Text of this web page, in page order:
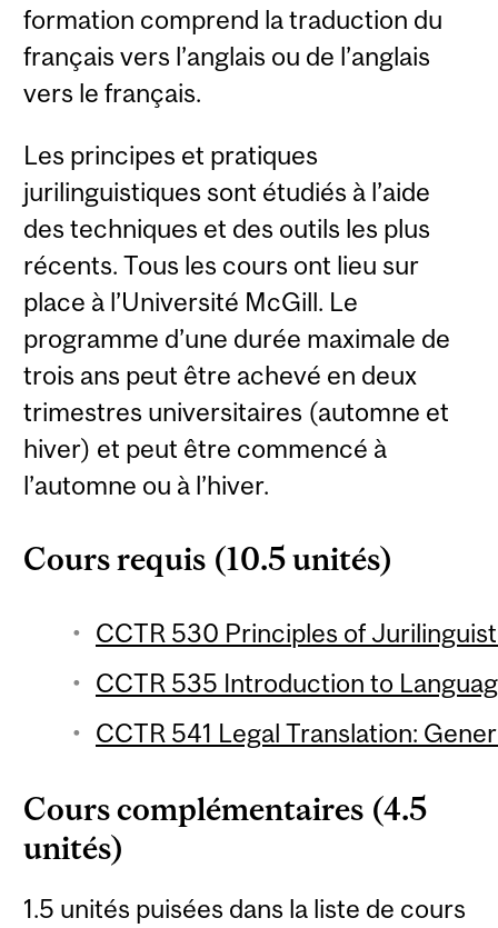
formation comprend la traduction du
français vers l’anglais ou de l’anglais
vers le français.
Les principes et pratiques
jurilinguistiques sont étudiés à l’aide
des techniques et des outils les plus
récents. Tous les cours ont lieu sur
place à l’Université McGill. Le
programme d’une durée maximale de
trois ans peut être achevé en deux
trimestres universitaires (automne et
hiver) et peut être commencé à
l’automne ou à l’hiver.
Cours requis (10.5 unités)
CCTR 530 Principles of
CCTR 535 Introduction to
CCTR 541 Legal Translation:
Cours complémentaires (4.5
unités)
1.5 unités puisées dans la liste de cours